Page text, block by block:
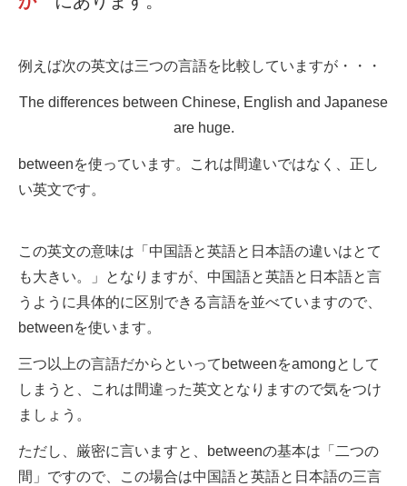
例えば次の英文は三つの言語を比較していますが・・・
The differences between Chinese, English and Japanese
are huge.
betweenを使っています。これは間違いではなく、正し
い英文です。
この英文の意味は「中国語と英語と日本語の違いはとて
も大きい。」となりますが、中国語と英語と日本語と言
うように具体的に区別できる言語を並べていますので、
betweenを使います。
三つ以上の言語だからといってbetweenをamongとして
しまうと、これは間違った英文となりますので気をつけ
ましょう。
ただし、厳密に言いますと、betweenの基本は「二つの
間」ですので、この場合は中国語と英語と日本語の三言